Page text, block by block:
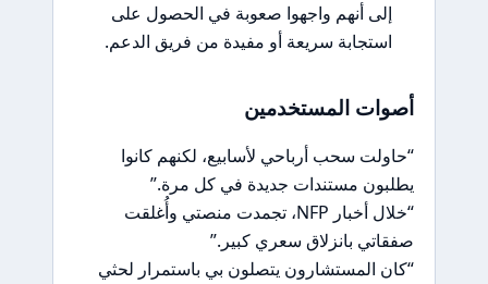
إلى أنهم واجهوا صعوبة في الحصول على
استجابة سريعة أو مفيدة من فريق الدعم.
أصوات المستخدمين
“حاولت سحب أرباحي لأسابيع، لكنهم كانوا
يطلبون مستندات جديدة في كل مرة.”
“خلال أخبار NFP، تجمدت منصتي وأُغلقت
صفقاتي بانزلاق سعري كبير.”
“كان المستشارون يتصلون بي باستمرار لحثي